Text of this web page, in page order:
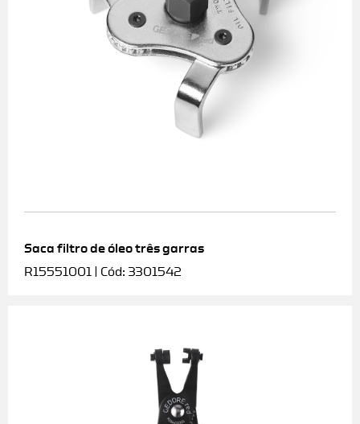
Saca filtro de óleo três garras
R15551001 | Cód: 3301542